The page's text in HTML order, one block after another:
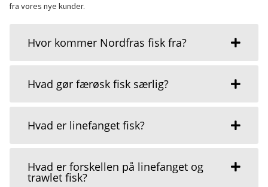
fra vores nye kunder.
Hvor kommer Nordfras fisk fra?
Hvad gør færøsk fisk særlig?
Hvad er linefanget fisk?
Hvad er forskellen på linefanget og
trawlet fisk?